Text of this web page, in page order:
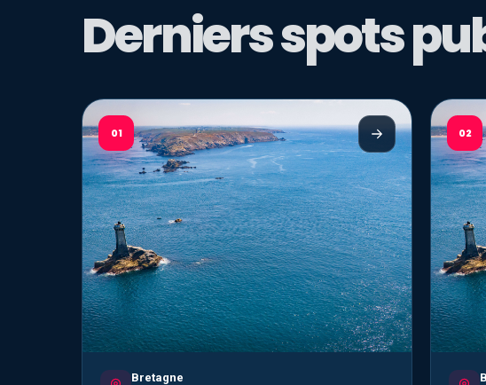
Derniers spots
01
Bretagne
02